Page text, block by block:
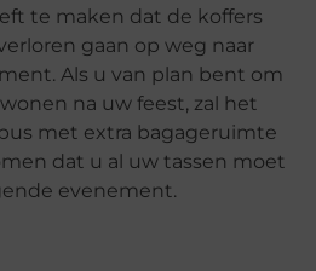
te maken dat de koffers
gaan op weg naar
Als u van plan bent om
na uw feest, zal het
met extra bagageruimte
dat u al uw tassen moet
evenement.